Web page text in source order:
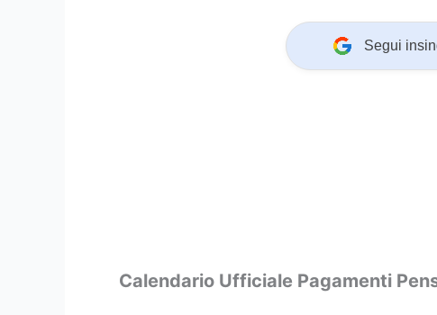
Segui
Calendario Ufficiale Pagamenti